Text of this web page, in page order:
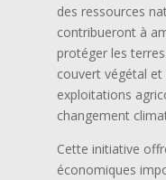
des ressources
contribueront à
protéger les
couvert végétal
exploitations
changement
Cette initiative
économiques